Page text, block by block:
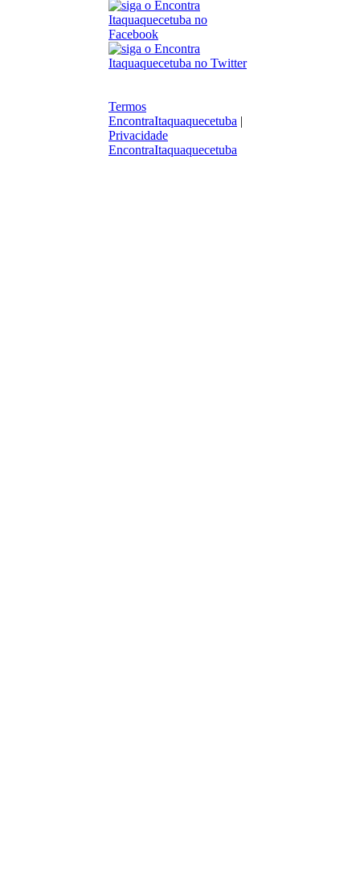
Termos
EncontraItaquaquecetuba |
Privacidade
EncontraItaquaquecetuba